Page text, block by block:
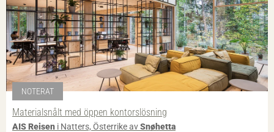
NOTERAT
Materialsnålt med öppen kontorslösning
AIS Reisen i Natters, Österrike avSnøhetta